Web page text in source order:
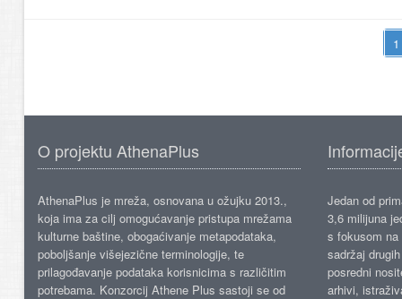
O projektu AthenaPlus
AthenaPlus je mreža, osnovana u ožujku 2013.,
koja ima za cilj omogućavanje pristupa mrežama
kulturne baštine, obogaćivanje metapodataka,
poboljšanje višejezične terminologije, te
prilagođavanje podataka korisnicima s različitim
potrebama. Konzorcij Athene Plus sastoji se od
Jedan od
3,6 milijuna
s fokusom
sadržaj
posredni
arhivi,